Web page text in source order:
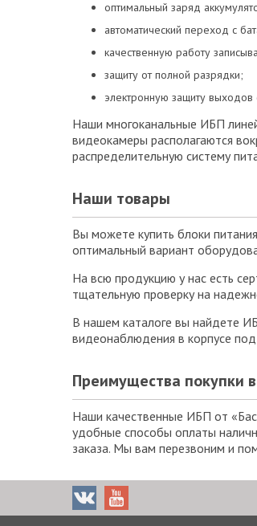
оптимальный заряд
автоматический переход с
качественную работу
защиту от полной разрядки;
электронную защиту выходов
Наши многоканальные ИБП
видеокамеры располагаются
распределительную систему
Наши товары
Вы можете купить блоки
оптимальный вариант
На всю продукцию у нас есть
тщательную проверку на
В нашем каталоге вы найдете
видеонаблюдения в корпусе
Преимущества покупки
Наши качественные ИБП от
удобные способы оплаты
заказа. Мы вам перезвоним и